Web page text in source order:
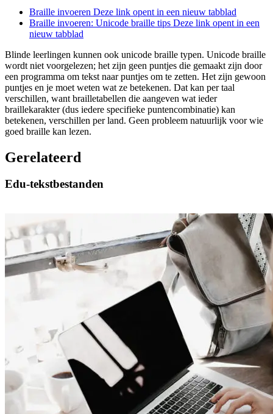
Braille invoeren Deze link opent in een nieuw tabblad
Braille invoeren: Unicode braille tips Deze link opent in een
nieuw tabblad
Blinde leerlingen kunnen ook unicode braille typen. Unicode braille
wordt niet voorgelezen; het zijn geen puntjes die gemaakt zijn door
een programma om tekst naar puntjes om te zetten. Het zijn gewoon
puntjes en je moet weten wat ze betekenen. Dat kan per taal
verschillen, want brailletabellen die aangeven wat ieder
braillekarakter (dus iedere specifieke puntencombinatie) kan
betekenen, verschillen per land. Geen probleem natuurlijk voor wie
goed braille kan lezen.
Gerelateerd
Edu-tekstbestanden